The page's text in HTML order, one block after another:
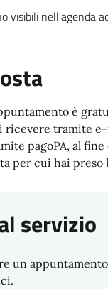
visibili nell'agenda
è
tramite
pagoPA, al fine
per cui hai preso
servizio
un